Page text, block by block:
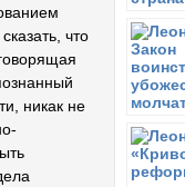
что
никак не